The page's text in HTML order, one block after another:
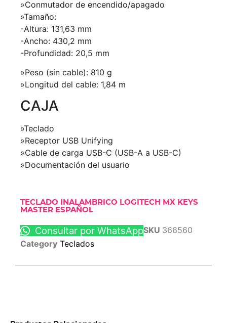
»Conmutador de encendido/apagado
»Tamaño:
-Altura: 131,63 mm
-Ancho: 430,2 mm
-Profundidad: 20,5 mm
»Peso (sin cable): 810 g
»Longitud del cable: 1,84 m
CAJA
»Teclado
»Receptor USB Unifying
»Cable de carga USB-C (USB-A a USB-C)
»Documentación del usuario
TECLADO INALAMBRICO LOGITECH MX KEYS
MASTER ESPAÑOL
Consultar por WhatsAppSKU 366560
Category Teclados